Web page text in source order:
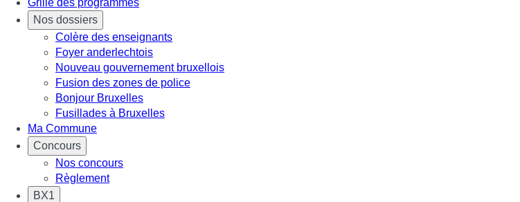
Nos dossiers
Colère des enseignants
Foyer anderlechtois
Nouveau gouvernement bruxellois
Fusion des zones de police
Bonjour Bruxelles
Fusillades à Bruxelles
Ma Commune
Concours
Nos concours
Règlement
BX1